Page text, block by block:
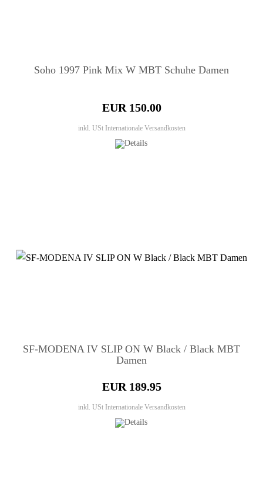
Soho 1997 Pink Mix W MBT Schuhe Damen
EUR 150.00
inkl. USt Internationale Versandkosten
SF-MODENA IV SLIP ON W Black / Black MBT
Damen
EUR 189.95
inkl. USt Internationale Versandkosten